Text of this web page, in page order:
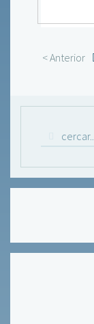
< Anterior